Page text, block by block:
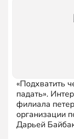
«Подхватить
падать».
филиала
организации
Дарьей